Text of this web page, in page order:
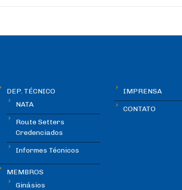
DEP. TÉCNICO
NATA
Route Setters
Credenciados
Informes Técnicos
MEMBROS
Ginásios
IMPRENSA
CONTATO